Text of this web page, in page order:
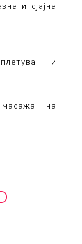
и сјајна
и
масажа на